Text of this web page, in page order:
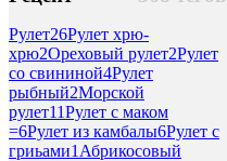
Рулет26Рулет хрю-
хрю2Ореховый рулет2Рулет
со свининой4Рулет
рыбный2Морской
рулет11Рулет с маком
=6Рулет из камбалы6Рулет с
гриьами1Абрикосовый